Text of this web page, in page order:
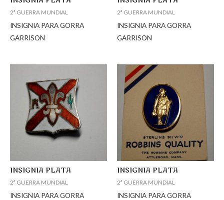
2ª GUERRA MUNDIAL
INSIGNIA PARA GORRA
GARRISON
2ª GUERRA MUNDIAL
INSIGNIA PARA GORRA
GARRISON
INSIGNIA PLATA
2ª GUERRA MUNDIAL
INSIGNIA PARA GORRA
INSIGNIA PLATA
2ª GUERRA MUNDIAL
INSIGNIA PARA GORRA